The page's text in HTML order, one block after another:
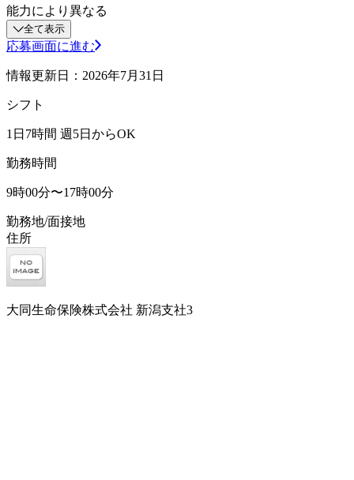
能力により異なる
全て表示
応募画面に進む
情報更新日：2026年7月31日
シフト
1日7時間 週5日からOK
勤務時間
9時00分〜17時00分
勤務地/面接地
住所
大同生命保険株式会社 新潟支社3